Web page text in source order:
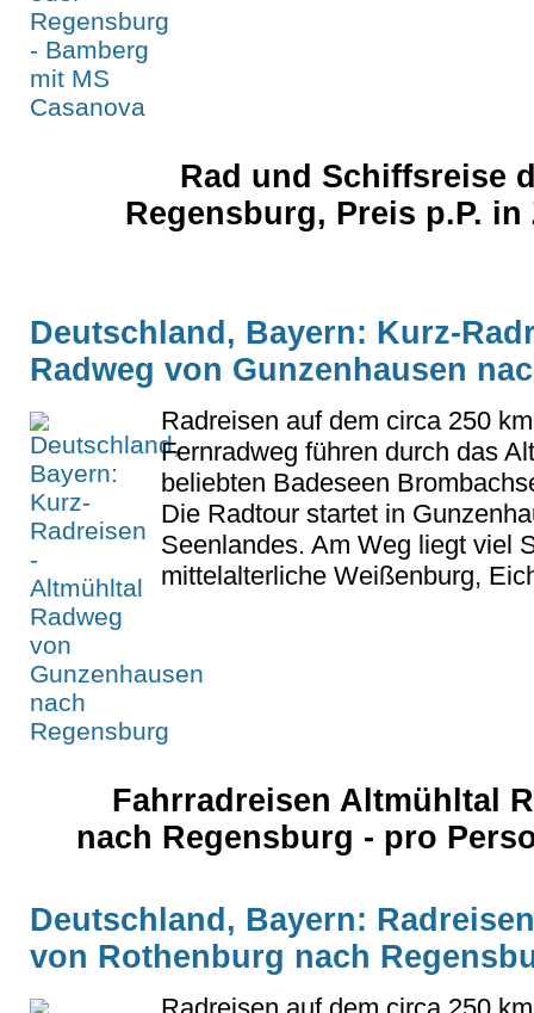
Rad und Schiffsreise
Regensburg, Preis p.P.
Deutschland, Bayern: Kurz-
Radweg von Gunzenhausen
Radreisen auf dem circa 250
Fernradweg führen durch das
beliebten Badeseen
Die Radtour startet in
Seenlandes. Am Weg liegt viel
mittelalterliche Weißenburg,
Fahrradreisen Altmühltal
nach Regensburg - pro
Deutschland, Bayern:
von Rothenburg nach